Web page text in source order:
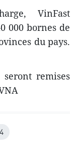
VinFast
000 bornes de
du pays.
remises